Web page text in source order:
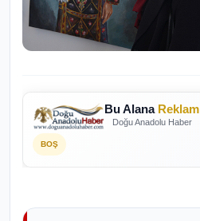
Bu Alana Reklam
Doğu Anadolu Haber
BOŞ